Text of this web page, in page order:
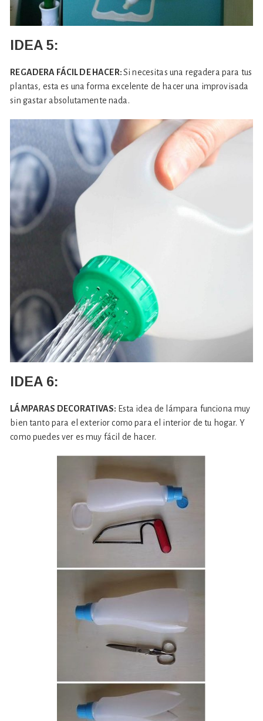
IDEA 5:
REGADERA FÁCIL DE HACER:Si necesitas una regadera para tus
plantas, esta es una forma excelente de hacer una improvisada
sin gastar absolutamente nada.
IDEA 6:
LÁMPARAS DECORATIVAS: Esta idea de lámpara funciona muy
bien tanto para el exterior como para el interior de tu hogar. Y
como puedes ver es muy fácil de hacer.